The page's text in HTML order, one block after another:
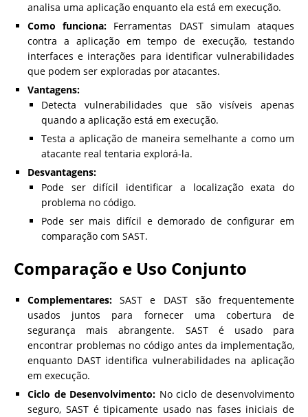
analisa uma aplicação enquanto ela está em execução.
Como funciona: Ferramentas DAST simulam ataques
contra a aplicação em tempo de execução, testando
interfaces e interações para identificar vulnerabilidades
que podem ser exploradas por atacantes.
Vantagens:
Detecta vulnerabilidades que são visíveis apenas
quando a aplicação está em execução.
Testa a aplicação de maneira semelhante a como um
atacante real tentaria explorá-la.
Desvantagens:
Pode ser difícil identificar a localização exata do
problema no código.
Pode ser mais difícil e demorado de configurar em
comparação com SAST.
Comparação e Uso Conjunto
Complementares: SAST e DAST são frequentemente
usados juntos para fornecer uma cobertura de
segurança mais abrangente. SAST é usado para
encontrar problemas no código antes da implementação,
enquanto DAST identifica vulnerabilidades na aplicação
em execução.
Ciclo de Desenvolvimento: No ciclo de desenvolvimento
seguro, SAST é tipicamente usado nas fases iniciais de